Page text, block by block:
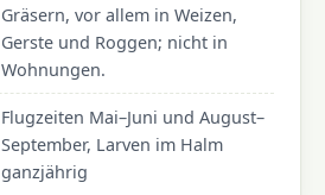
Gräsern, vor allem in Weizen,
Gerste und Roggen; nicht in
Wohnungen.
Flugzeiten Mai–Juni und August–
September, Larven im Halm
ganzjährig